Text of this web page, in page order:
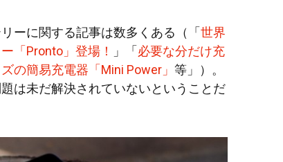
ーに関する記事は数多くある（「世界
「Pronto」登場！
」「必要な分だけ充
の簡易充電器「Mini Power」 等」）。
は未だ解決されていないということだ